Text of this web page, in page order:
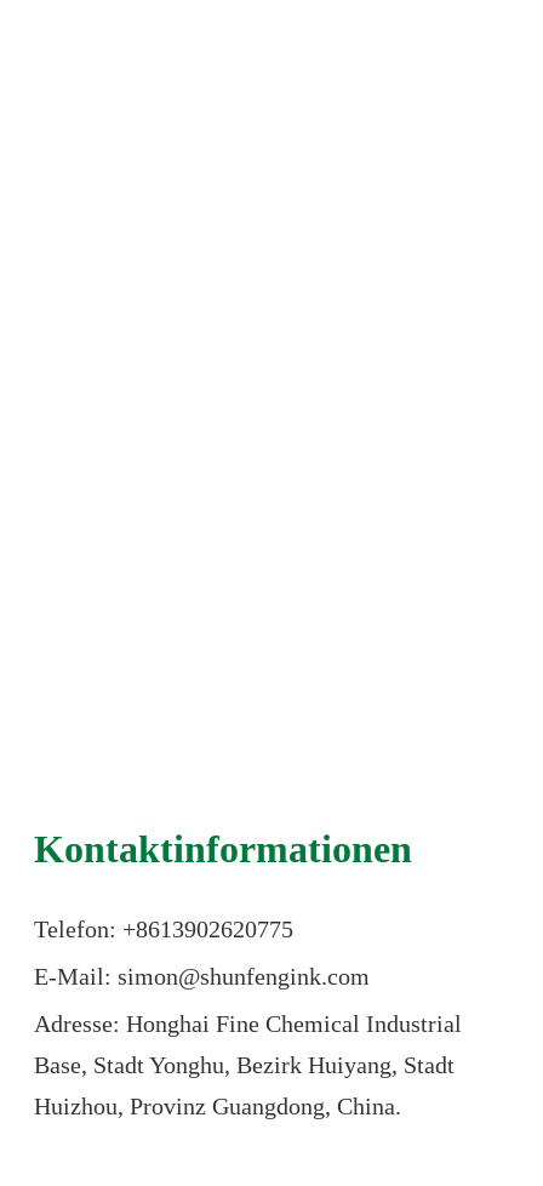
Kontaktinformationen
Telefon: +8613902620775
E-Mail: simon@shunfengink.com
Adresse: Honghai Fine Chemical Industrial
Base, Stadt Yonghu, Bezirk Huiyang, Stadt
Huizhou, Provinz Guangdong, China.